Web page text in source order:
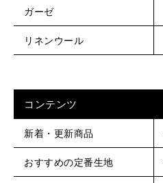
ガーゼ
リネンウール
コンテンツ
新着・更新商品
おすすめの定番生地